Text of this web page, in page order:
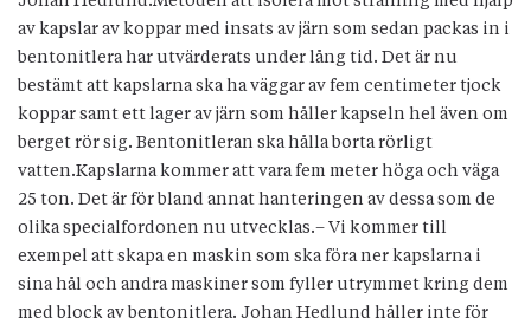
av kapslar av koppar med insats av järn som sedan packas in i
bentonitlera har utvärderats under lång tid. Det är nu
bestämt att kapslarna ska ha väggar av fem centimeter tjock
koppar samt ett lager av järn som håller kapseln hel även om
berget rör sig. Bentonitleran ska hålla borta rörligt
vatten.Kapslarna kommer att vara fem meter höga och väga
25 ton. Det är för bland annat hanteringen av dessa som de
olika specialfordonen nu utvecklas.– Vi kommer till
exempel att skapa en maskin som ska föra ner kapslarna i
sina hål och andra maskiner som fyller utrymmet kring dem
med block av bentonitlera. Johan Hedlund håller inte för